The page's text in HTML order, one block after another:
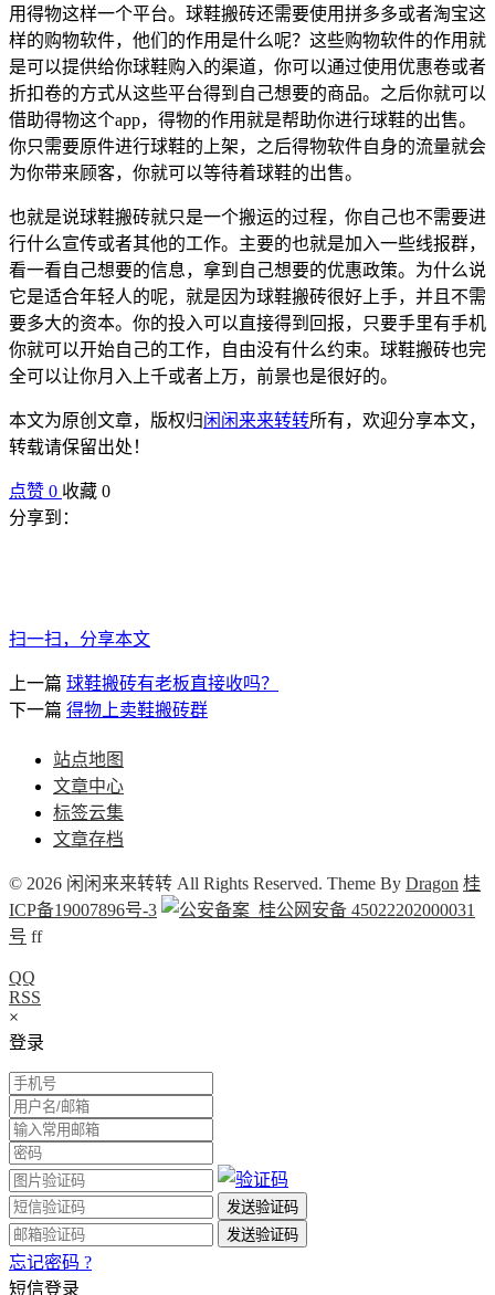
用得物这样一个平台。球鞋搬砖还需要使用拼多多或者淘宝这
样的购物软件，他们的作用是什么呢？这些购物软件的作用就
是可以提供给你球鞋购入的渠道，你可以通过使用优惠卷或者
折扣卷的方式从这些平台得到自己想要的商品。之后你就可以
借助得物这个app，得物的作用就是帮助你进行球鞋的出售。
你只需要原件进行球鞋的上架，之后得物软件自身的流量就会
为你带来顾客，你就可以等待着球鞋的出售。
也就是说球鞋搬砖就只是一个搬运的过程，你自己也不需要进
行什么宣传或者其他的工作。主要的也就是加入一些线报群，
看一看自己想要的信息，拿到自己想要的优惠政策。为什么说
它是适合年轻人的呢，就是因为球鞋搬砖很好上手，并且不需
要多大的资本。你的投入可以直接得到回报，只要手里有手机
你就可以开始自己的工作，自由没有什么约束。球鞋搬砖也完
全可以让你月入上千或者上万，前景也是很好的。
本文为原创文章，版权归闲闲来来转转所有，欢迎分享本文，
转载请保留出处！
点赞 0 收藏 0
分享到：
扫一扫，分享本文
上一篇 球鞋搬砖有老板直接收吗？
下一篇 得物上卖鞋搬砖群
站点地图
文章中心
标签云集
文章存档
© 2026 闲闲来来转转 All Rights Reserved. Theme By Dragon 桂
ICP备19007896号-3
桂公网安备 45022202000031
号 ff
QQ
RSS
×
登录
忘记密码 ?
短信登录